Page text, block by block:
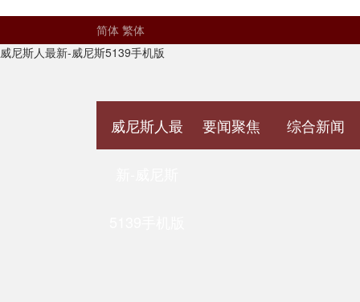
简体 繁体
威尼斯人最新-威尼斯5139手机版
威尼斯人最 要闻聚焦 综合新闻